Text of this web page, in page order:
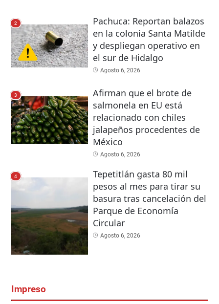
2
Pachuca: Reportan balazos
en la colonia Santa Matilde
y despliegan operativo en
el sur de Hidalgo
Agosto 6, 2026
3
Afirman que el brote de
salmonela en EU está
relacionado con chiles
jalapeños procedentes de
México
Agosto 6, 2026
4
Tepetitlán gasta 80 mil
pesos al mes para tirar su
basura tras cancelación del
Parque de Economía
Circular
Agosto 6, 2026
Impreso